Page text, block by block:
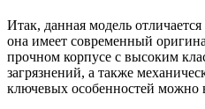
Итак, данная модель
она имеет современный
прочном корпусе с высоким
загрязнений, а также
ключевых особенностей можно